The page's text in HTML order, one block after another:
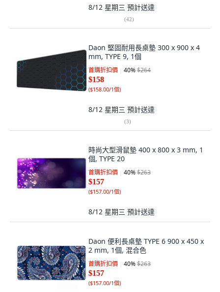
8/12 星期三 預計送達
(42)
Daon 堅固耐用長桌墊 300 x 900 x 4
mm, TYPE 9, 1個
首購折扣價 40%$264
$158
($158.00/1個)
8/12 星期三 預計送達
(3)
時尚大型滑鼠墊 400 x 800 x 3 mm, 1
個, TYPE 20
首購折扣價 40%$263
$157
($157.00/1個)
8/12 星期三 預計送達
Daon 便利長桌墊 TYPE 6 900 x 450 x
2 mm, 1個, 混合色
首購折扣價 40%$263
$157
($157.00/1個)